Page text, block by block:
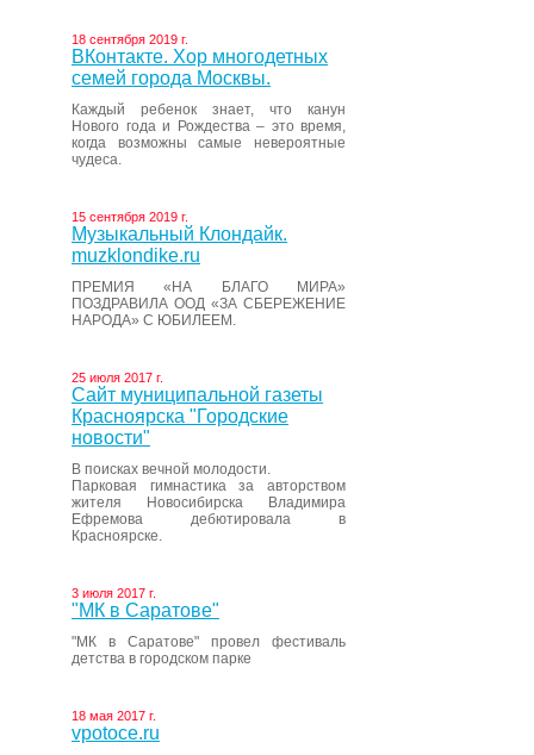
18 сентября 2019 г.
ВКонтакте. Хор многодетных
семей города Москвы.
Каждый ребенок знает, что канун
Нового года и Рождества – это время,
когда возможны самые невероятные
чудеса.
15 сентября 2019 г.
Музыкальный Клондайк.
muzklondike.ru
ПРЕМИЯ «НА БЛАГО МИРА»
ПОЗДРАВИЛА ООД «ЗА СБЕРЕЖЕНИЕ
НАРОДА» С ЮБИЛЕЕМ.
25 июля 2017 г.
Сайт муниципальной газеты
Красноярска "Городские
новости"
В поисках вечной молодости.
Парковая гимнастика за авторством
жителя Новосибирска Владимира
Ефремова дебютировала в
Красноярске.
3 июля 2017 г.
"МК в Саратове"
"МК в Саратове" провел фестиваль
детства в городском парке
18 мая 2017 г.
vpotoce.ru